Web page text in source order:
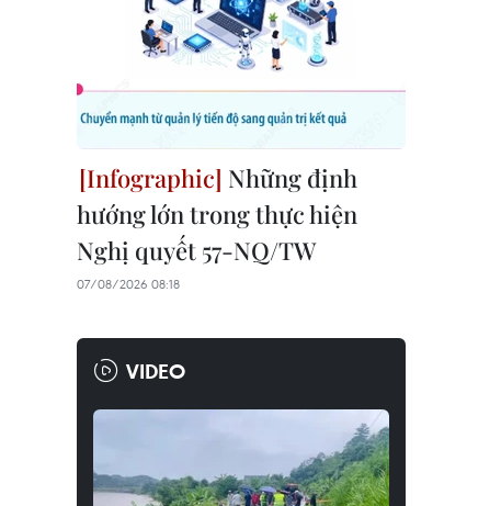
Những định
hướng lớn trong thực hiện
Nghị quyết 57-NQ/TW
07/08/2026 08:18
VIDEO